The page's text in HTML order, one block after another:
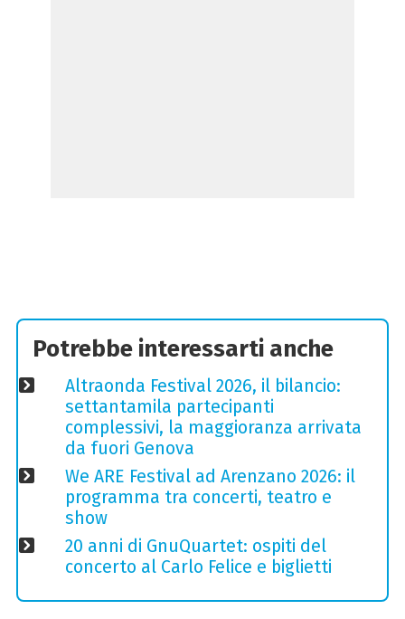
Potrebbe interessarti anche
Altraonda Festival 2026, il bilancio:
settantamila partecipanti
complessivi, la maggioranza arrivata
da fuori Genova
We ARE Festival ad Arenzano 2026: il
programma tra concerti, teatro e
show
20 anni di GnuQuartet: ospiti del
concerto al Carlo Felice e biglietti